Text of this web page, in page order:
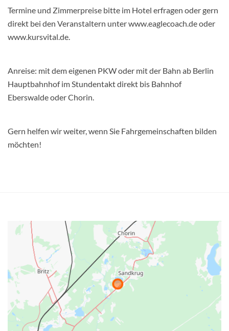
Termine und Zimmerpreise bitte im Hotel erfragen oder gern
direkt bei den Veranstaltern unter www.eaglecoach.de oder
www.kursvital.de.
Anreise: mit dem eigenen PKW oder mit der Bahn ab Berlin
Hauptbahnhof imStundentakt direkt bis Bahnhof
Eberswalde oder Chorin.
Gern helfen wir weiter, wenn Sie Fahrgemeinschaften bilden
möchten!